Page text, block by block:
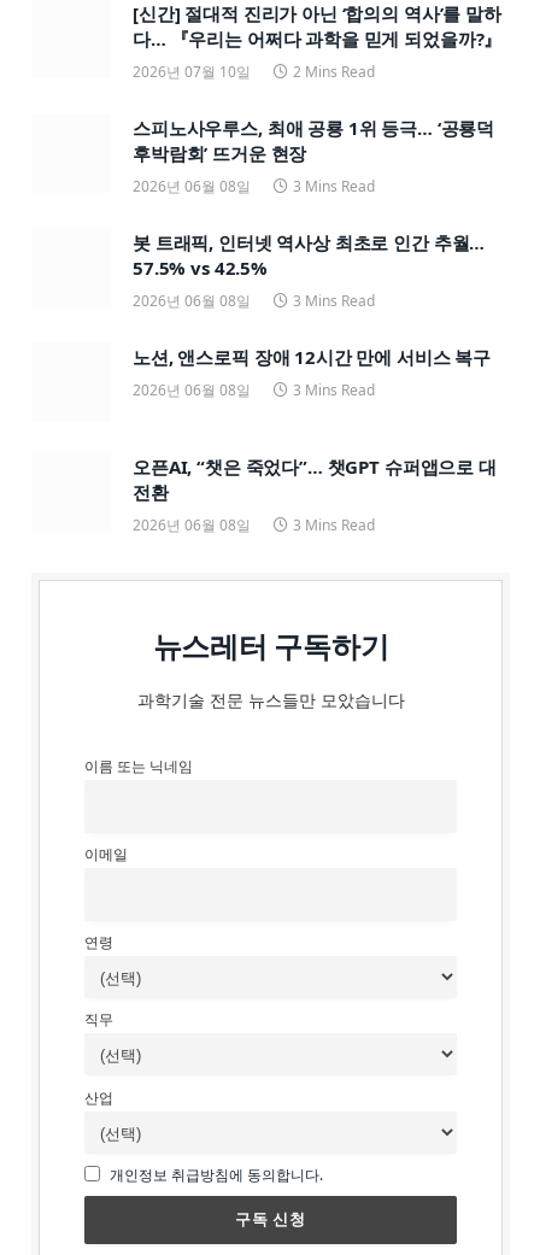
[신간] 절대적 진리가 아닌 ‘합의의 역사’를 말하
다… 『우리는 어쩌다 과학을 믿게 되었을까?』
2026년 07월 10일 2 Mins Read
스피노사우루스, 최애 공룡 1위 등극… ‘공룡덕
후박람회’ 뜨거운 현장
2026년 06월 08일 3 Mins Read
봇 트래픽, 인터넷 역사상 최초로 인간 추월…
57.5% vs 42.5%
2026년 06월 08일 3 Mins Read
노션, 앤스로픽 장애 12시간 만에 서비스 복구
2026년 06월 08일 3 Mins Read
오픈AI, “챗은 죽었다”… 챗GPT 슈퍼앱으로 대
전환
2026년 06월 08일 3 Mins Read
뉴스레터 구독하기
과학기술 전문 뉴스들만 모았습니다
이름 또는 닉네임
이메일
연령
직무
산업
개인정보 취급방침에 동의합니다.